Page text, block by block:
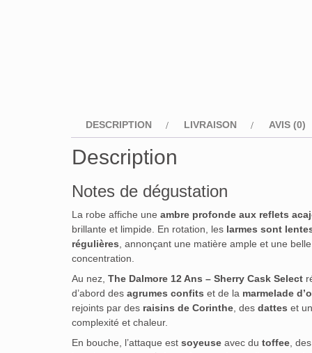
DESCRIPTION LIVRAISON AVIS (0)
Description
Notes de dégustation
La robe affiche une ambre profonde aux reflets
brillante et limpide. En rotation, les larmes sont
régulières, annonçant une matière ample et une belle
concentration.
Au nez, The Dalmore 12 Ans – Sherry Cask Select
d’abord des agrumes confits et de la marmelade
rejoints par des raisins de Corinthe, des dattes et
complexité et chaleur.
En bouche, l’attaque est soyeuse avec du toffee,